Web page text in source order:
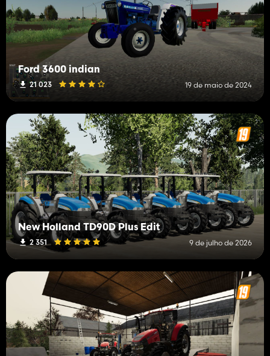
Ford 3600 indian
21 023 19 de maio de 2024
New Holland TD90D Plus Edit
2 351 9 de julho de 2026